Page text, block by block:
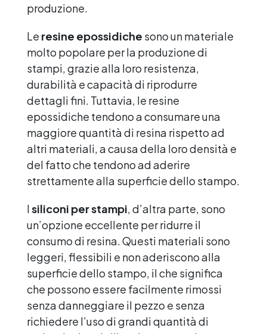
produzione.
Le resine epossidiche sono un materiale
molto popolare per la produzione di
stampi, grazie alla loro resistenza,
durabilità e capacità di riprodurre
dettagli fini. Tuttavia, le resine
epossidiche tendono a consumare una
maggiore quantità di resina rispetto ad
altri materiali, a causa della loro densità e
del fatto che tendono ad aderire
strettamente alla superficie dello stampo.
Isiliconi per stampi, d’altra parte, sono
un’opzione eccellente per ridurre il
consumo di resina. Questi materiali sono
leggeri, flessibili e non aderiscono alla
superficie dello stampo, il che significa
che possono essere facilmente rimossi
senza danneggiare il pezzo e senza
richiedere l’uso di grandi quantità di